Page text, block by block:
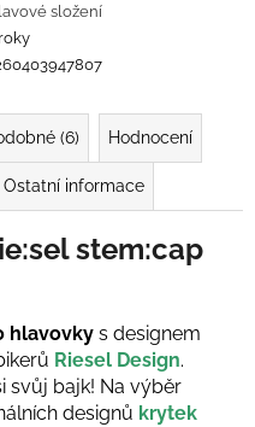
složení
(6) Hodnocení
Ostatní informace
stem:cap
hlavovky s designem
Riesel Design.
svůj bajk! Na výběr
designů krytek